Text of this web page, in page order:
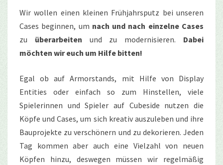
Wir wollen einen kleinen Frühjahrsputz bei unseren
Cases beginnen, um nach und nach einzelne Cases
zu überarbeiten und zu modernisieren. Dabei
möchten wir euch um Hilfe bitten!
Egal ob auf Armorstands, mit Hilfe von Display
Entities oder einfach so zum Hinstellen, viele
Spielerinnen und Spieler auf Cubeside nutzen die
Köpfe und Cases, um sich kreativ auszuleben und ihre
Bauprojekte zu verschönern und zu dekorieren. Jeden
Tag kommen aber auch eine Vielzahl von neuen
Köpfen hinzu, deswegen müssen wir regelmäßig